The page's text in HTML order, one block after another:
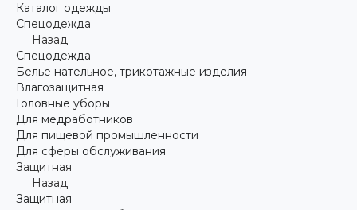
Каталог одежды
Спецодежда
Назад
Спецодежда
Белье нательное, трикотажные изделия
Влагозащитная
Головные уборы
Для медработников
Для пищевой промышленности
Для сферы обслуживания
Защитная
Назад
Защитная